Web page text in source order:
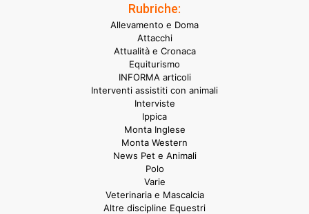
Rubriche:
Allevamento e Doma
Attacchi
Attualità e Cronaca
Equiturismo
INFORMA articoli
Interventi assistiti con animali
Interviste
Ippica
Monta Inglese
Monta Western
News Pet e Animali
Polo
Varie
Veterinaria e Mascalcia
Altre discipline Equestri